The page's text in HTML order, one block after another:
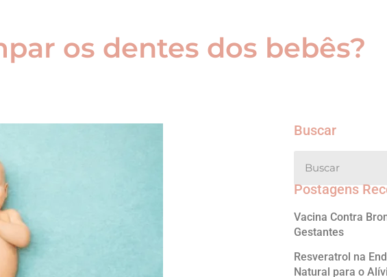
os dentes dos bebês?
Buscar
Postagens
Vacina Contra
Gestantes
Resveratrol na
Natural para o